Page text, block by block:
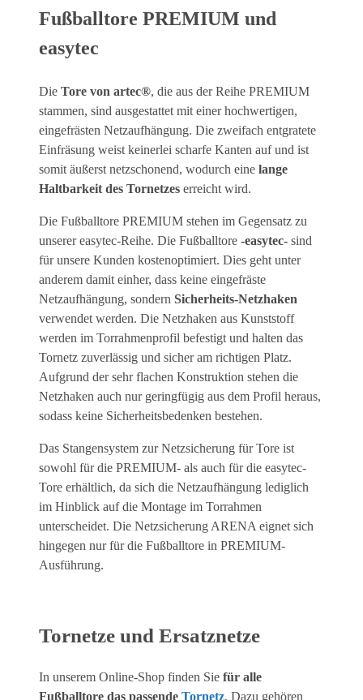
Fußballtore PREMIUM und
easytec
Die Tore von artec®, die aus der Reihe PREMIUM
stammen, sind ausgestattet mit einer hochwertigen,
eingefrästen Netzaufhängung. Die zweifach entgratete
Einfräsung weist keinerlei scharfe Kanten auf und ist
somit äußerst netzschonend, wodurch eine lange
Haltbarkeit des Tornetzes erreicht wird.
Die Fußballtore PREMIUM stehen im Gegensatz zu
unserer easytec-Reihe. Die Fußballtore -easytec- sind
für unsere Kunden kostenoptimiert. Dies geht unter
anderem damit einher, dass keine eingefräste
Netzaufhängung, sondern Sicherheits-Netzhaken
verwendet werden. Die Netzhaken aus Kunststoff
werden im Torrahmenprofil befestigt und halten das
Tornetz zuverlässig und sicher am richtigen Platz.
Aufgrund der sehr flachen Konstruktion stehen die
Netzhaken auch nur geringfügig aus dem Profil heraus,
sodass keine Sicherheitsbedenken bestehen.
Das Stangensystem zur Netzsicherung für Tore ist
sowohl für die PREMIUM- als auch für die easytec-
Tore erhältlich, da sich die Netzaufhängung lediglich
im Hinblick auf die Montage im Torrahmen
unterscheidet. Die Netzsicherung ARENA eignet sich
hingegen nur für die Fußballtore in PREMIUM-
Ausführung.
Tornetze und Ersatznetze
In unserem Online-Shop finden Sie für alle
Fußballtore das passende Tornetz. Dazu gehören